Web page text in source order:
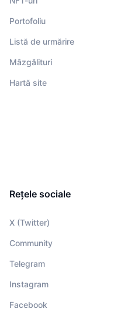
Portofoliu
Listă de urmărire
Mâzgălituri
Hartă site
Rețele sociale
X (Twitter)
Community
Telegram
Instagram
Facebook